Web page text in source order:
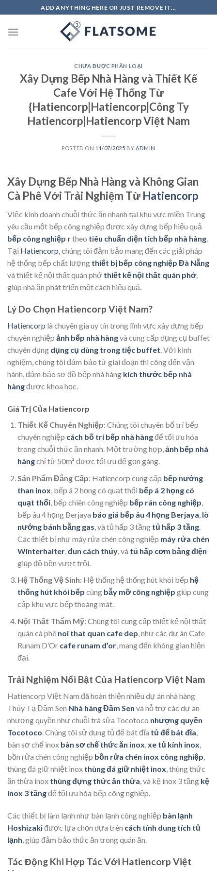
to
content
ADD ANYTHING HERE OR JUST REMOVE IT...
CHƯA ĐƯỢC PHÂN LOẠI
Xây Dựng Bếp Nhà Hàng và Thiết Kế
Cafe Với Hệ Thống Từ
{Hatiencorp|Hatiencorp|Công Ty
Hatiencorp|Hatiencorp Việt Nam
POSTED ON 11/07/2025 BY ADMIN
Xây Dựng Bếp Nhà Hàng và Không Gian
Cà Phê Với Trải Nghiệm Từ Hatiencorp
Việc kinh doanh chuỗi thức ăn nhanh tại khu vực miền Trung
yêu cầu một bếp công nghiệp được xây dựng bếp hiệu quả
bếp công nghiệp rtheo tiêu chuẩn diện tích bếp nhà hàng
Tại Hatiencorp , chúng tôi đảm bảo mang đến các giải pháp
hệ thống bếp chất lượng thiết bị bếp công nghiệp Đà Nẵng
và thiết kế nội thất quán phở thiết kế nội thất quán phở,
giúp nhà ăn phát triển một cách hiệu quả.
Lý Do Chọn Hatiencorp Việt Nam?
Hatiencorp là chuyên gia uy tín trong lĩnh vực xây dựng bếp
chuyên nghiệp ảnh bếp nhà hàngvà cung cấp dụng cụ buffet
chuyên dụng dụng cụ dùng trong tiệc buffet. Với kinh
nghiệm, chúng tôi đảm bảo từ giai đoạn thi công đến vận
hành, đảm bảo sơ đồ bếp nhà hàng kích thước bếp nhà
hàngđược khoa học.
Giá Trị Của Hatiencorp
Thiết Kế Chuyên Nghiệp: Chúng tôi chuyên bố trí bếp
chuyên nghiệp cách bố trí bếp nhà hàngđể tối ưu hóa
trong chuỗi thức ăn nhanh. Một trường hợp,ảnh bếp nhà
hàngchỉ từ 50m² được tối ưu để gọn gàng.
Sản Phẩm Đẳng Cấp: Hatiencorp cung cấp bếp nướng
than inox , bếp á 2 họng có quạt thổi bếp á 2 họng có
quạt thổi, bếp chiên công nghiệp bếp rán công nghiệp
bếp âu 4 họng Berjaya báo giá bếp âu 4 họng Berjaya lò
nướng bánh bằng gas , và tủ hấp 3 tầng tủ hấp 3 tầng.
Các thiết bị như máy rửa chén công nghiệp máy rửa chén
Winterhalter, đun cách thủy, và tủ hấp cơm bằng điện
giúp độ bền vượt trội.
Hệ Thống Vệ Sinh: Hệ thống hệ thống hút khói bếp hệ
thống hút khói bếp cùng bẫy mỡ công nghiệp giúp cung
cấp khu vực bếp thoáng mát.
Nội Thất Thẩm Mỹ: Chúng tôi cung cấp thiết kế nội thất
quán cà phê noi that quan cafe dep , như các dự án Cafe
Runam D’Or cafe runam d’or, mang đến không gian hiện
đại.
Trải Nghiệm Nổi Bật Của Hatiencorp Việt Nam
Hatiencorp Việt Nam đã hoàn thiện nhiều dự án nhà hàng
Thủy Tạ Đầm Sen Nhà hàng Đầm Sen và hỗ trợ các dự án
nhượng quyền như chuỗi trà sữa Tocotoco nhượng quyền
Tocotoco. Chúng tôi sử dụng tủ để bát đĩa tủ để bát đĩa,
bàn sơ chế inox bàn sơ chế thức ăn inox,xe tủ kính inox,
bồn rửa chén công nghiệp bồn rửa chén inox công nghiệp,
thùng đá giữ nhiệt inox thùng đá giữ nhiệt inox, thùng thức
ăn thừa inox thùng đựng thức ăn thừa, và kệ inox 3 tầng kệ
inox 3 tầngđể tối ưu hóa bếp công nghiệp.
Các thiết bị làm lạnh như bàn lạnh công nghiệp bàn lạnh
Hoshizakiđược lựa chọn dựa trên cách tính dung tích tủ
lạnh, giúp đảm bảo thức ăn trong quán ăn.
Tác Động Khi Hợp Tác Với Hatiencorp Việt